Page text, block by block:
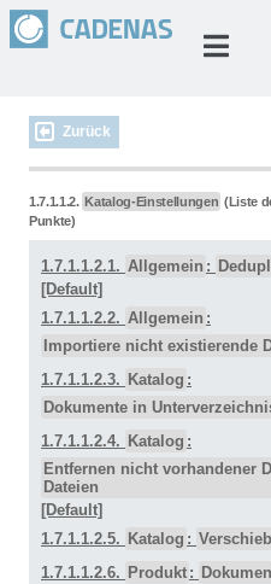
Zurück
1.7.1.1.2. Katalog-Einstellungen (Liste
Punkte)
1.7.1.1.2.1. Allgemein :
[Default]
1.7.1.1.2.2. Allgemein :
Importiere nicht existierende
1.7.1.1.2.3. Katalog :
Dokumente in
1.7.1.1.2.4. Katalog :
Entfernen nicht vorhandener
Dateien
[Default]
1.7.1.1.2.5. Katalog :
1.7.1.1.2.6. Produkt :